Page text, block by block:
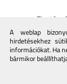
döntése
adattörlő
A weblap
hirdetésekhez
információkat. Ha
bármikor